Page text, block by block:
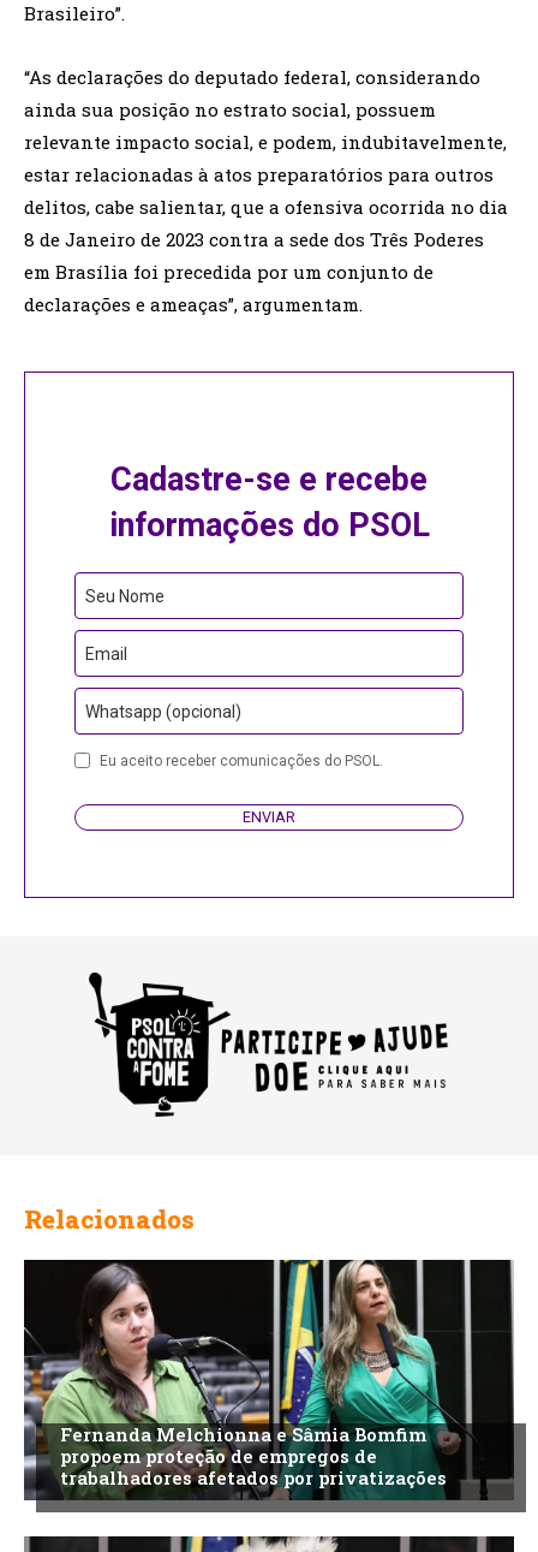
Brasileiro”.
“As declarações do deputado federal, considerando
ainda sua posição no estrato social, possuem
relevante impacto social, e podem, indubitavelmente,
estar relacionadas à atos preparatórios para outros
delitos, cabe salientar, que a ofensiva ocorrida no dia
8 de Janeiro de 2023 contra a sede dos Três Poderes
em Brasília foi precedida por um conjunto de
declarações e ameaças”, argumentam.
Cadastre-se e recebe
informações do PSOL
Seu Nome
Email
Whatsapp (opcional)
Eu aceito receber comunicações do PSOL.
ENVIAR
Relacionados
Fernanda Melchionna e Sâmia Bomfim
propoem proteção de empregos de
trabalhadores afetados por privatizações